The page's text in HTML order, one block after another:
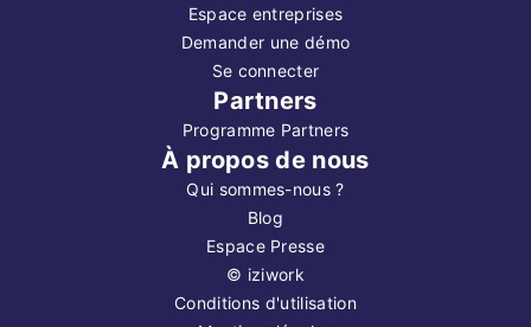
Espace entreprises
Demander une démo
Se connecter
Partners
Programme Partners
À propos de nous
Qui sommes-nous ?
Blog
Espace Presse
© iziwork
Conditions d'utilisation